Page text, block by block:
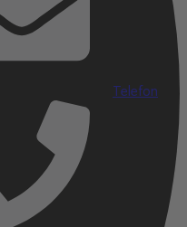
Telefon